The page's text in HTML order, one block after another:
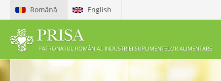
Română English
PATRONATUL ROMÂN AL INDUSTRIEI SUPLIMENTELOR ALIMENTARE